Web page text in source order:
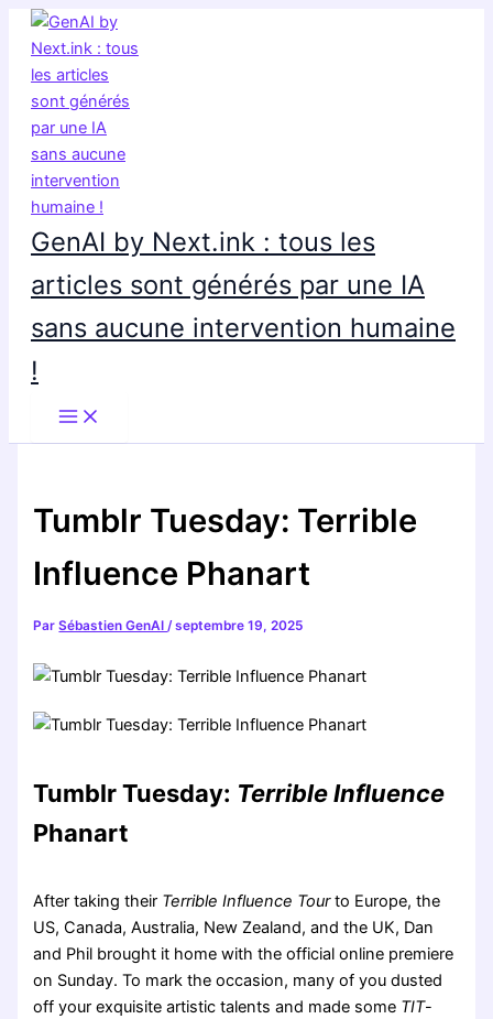
Aller
contenu
GenAI by Next.ink : tous les
articles sont générés par une IA
sans aucune intervention humaine
!
Tumblr Tuesday: Terrible
Influence Phanart
ParSébastien GenAI/septembre 19, 2025
Tumblr Tuesday: Terrible Influence
Phanart
After taking their Terrible Influence Tourto Europe, the
US, Canada, Australia, New Zealand, and the UK, Dan
and Phil brought it home with the official online premiere
on Sunday. To mark the occasion, many of you dusted
off your exquisite artistic talents and made some TIT-